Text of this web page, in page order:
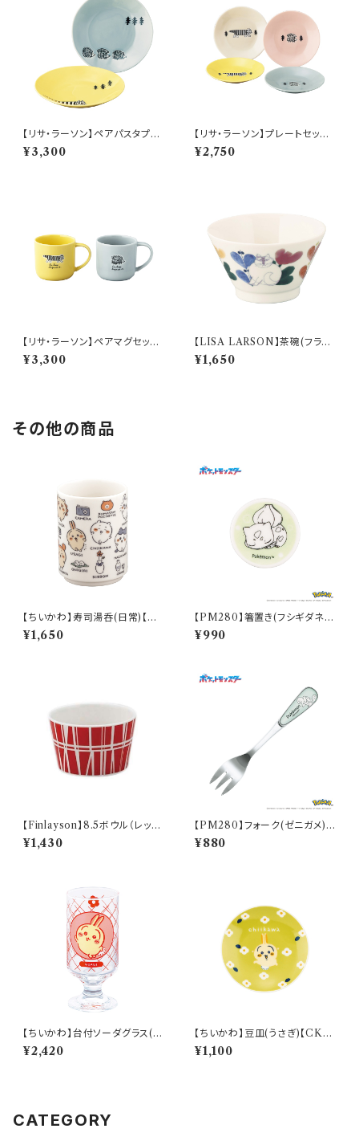
【リサ・ラーソン】ペアパスタプレ
ートセット【stroll(ストロール)】
¥3,300
【リサ・ラーソン】プレートセット
【stroll(ストロール)】
¥2,750
【リサ・ラーソン】ペアマグセット
【stroll(ストロール)】
¥3,300
【LISA LARSON】茶碗(フラワ
ー)【LL150】LL155-351
¥1,650
その他の商品
【ちいかわ】寿司湯呑(日常)【CK
W50】CKW51-327
¥1,650
【PM280】箸置き(フシギダネ)
【Daily Sketch】PM281-402
¥990
【Finlayson】8.5ボウル（レッ
ド）【コロナ】
¥1,430
【PM280】フォーク(ゼニガメ)
【Daily Sketch】PM283-851
¥880
【ちいかわ】台付ソーダグラス(う
さぎ)【CKW40】CKW43-813
¥2,420
【ちいかわ】豆皿(うさぎ)【CKW
20】CKW23-333
¥1,100
CATEGORY